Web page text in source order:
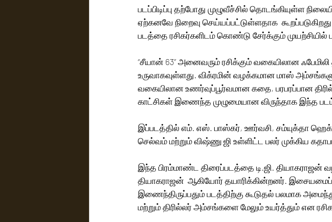
படப்பிடிப்பு தற்போது முழுவீச்சில் தொடங்கியுள்ள
ஏற்கனவே நிறைவு செய்யப்பட்டுள்ளதாக
படத்தை ரசிகர்களிடம் கொண்டு சேர்க்கும் முயற்சியில்
“சீயான் 63” அனைவரும் ரசிக்கும் வகையிலான
உருவாகவுள்ளது. விக்ரமின் வழக்கமான மாஸ்
வகையிலான உணர்வுப்பூர்வமான கதை, பரபரப்பான
காட்சிகள் இணைந்த முழுமையான விருந்தாக இந்த படம்
இப்படத்தில் எம். எஸ். பாஸ்கர், ஊர்வசி, சம்யுக்தா
செல்வம் மற்றும் விஷ்ணு ஜி உள்ளிட்ட பலர் முக்கிய
இந்த பிரம்மாண்ட திரைப்படத்தை டி.ஜி. தியாகராஜன்
தியாகராஜன்  ஆகியோர் தயாரிக்கின்றனர்.
இணைந்திருப்பதும் படத்திற்கு கூடுதல் பலமாக
மற்றும் திரில்லர் அம்சங்களை மேலும் உயர்த்தும் என